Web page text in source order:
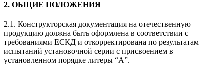
2. ОБЩИЕ ПОЛОЖЕНИЯ
2.1. Конструкторская документация на отечественную
продукцию должна быть оформлена в соответствии с
требованиями ЕСКД и откорректирована по результатам
испытаний установочной серии с присвоением в
установленном порядке литеры “А”.